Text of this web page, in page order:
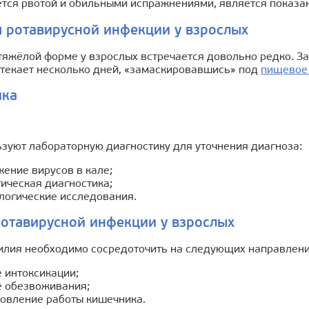
рвотой и обильными испражнениями, является
инфекции у взрослых
форме у взрослых встречается довольно редко.
несколько дней, «замаскировавшись» под пищевое
лабораторную диагностику для уточнения диагноза:
вирусов в кале;
диагностика;
исследования.
инфекции у взрослых
необходимо сосредоточить на следующих
интоксикации;
обезвоживания;
работы кишечника.